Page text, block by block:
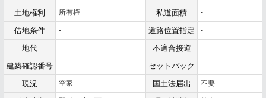
土地権利 所有権 私道面積 -
借地条件 - 道路位置指定 -
地代 - 不適合接道 -
建築確認番号 - セットバック -
現況 空家 国土法届出 不要